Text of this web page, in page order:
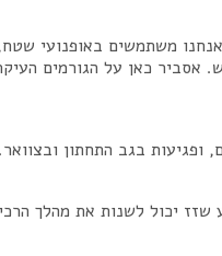
משתמשים באופנועי שטח,
אסביר כאן על הגורמים
ופגיעות בגב התחתון
יכול לשנות את מהלך